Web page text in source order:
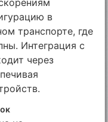
в
транспорте, где
Интеграция с
через